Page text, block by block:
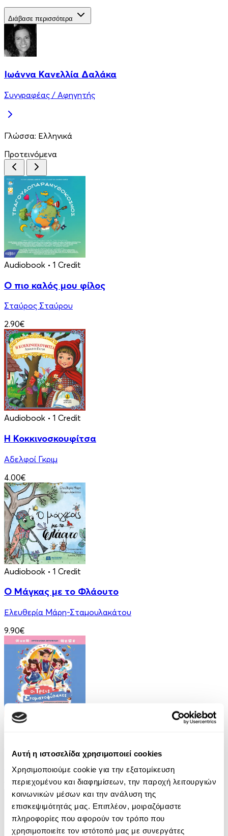
Αυτή η ιστοσελίδα χρησιμοποιεί cookies
Χρησιμοποιούμε cookie για την εξατομίκευση
περιεχομένου και διαφημίσεων, την παροχή λειτουργιών
κοινωνικών μέσων και την ανάλυση της
επισκεψιμότητάς μας. Επιπλέον, μοιραζόμαστε
πληροφορίες που αφορούν τον τρόπο που
χρησιμοποιείτε τον ιστότοπό μας με συνεργάτες
Διάβασε περισσότερα
Ιωάννα Κανελλία Δαλάκα
Συγγραφέας / Αφηγητής
Γλώσσα: Ελληνικά
Προτεινόμενα
Audiobook • 1 Credit
Ο πιο καλός μου φίλος
Σταύρος Σταύρου
2.90€
Audiobook • 1 Credit
Η Κοκκινοσκουφίτσα
Αδελφοί Γκριμ
4.00€
Audiobook • 1 Credit
Ο Μάγκας με το Φλάουτο
Ελευθερία Μάρη-Σταμουλακάτου
9.90€
Audiobook
Κρυσταλλένια Βιγγοπούλου
13.50€